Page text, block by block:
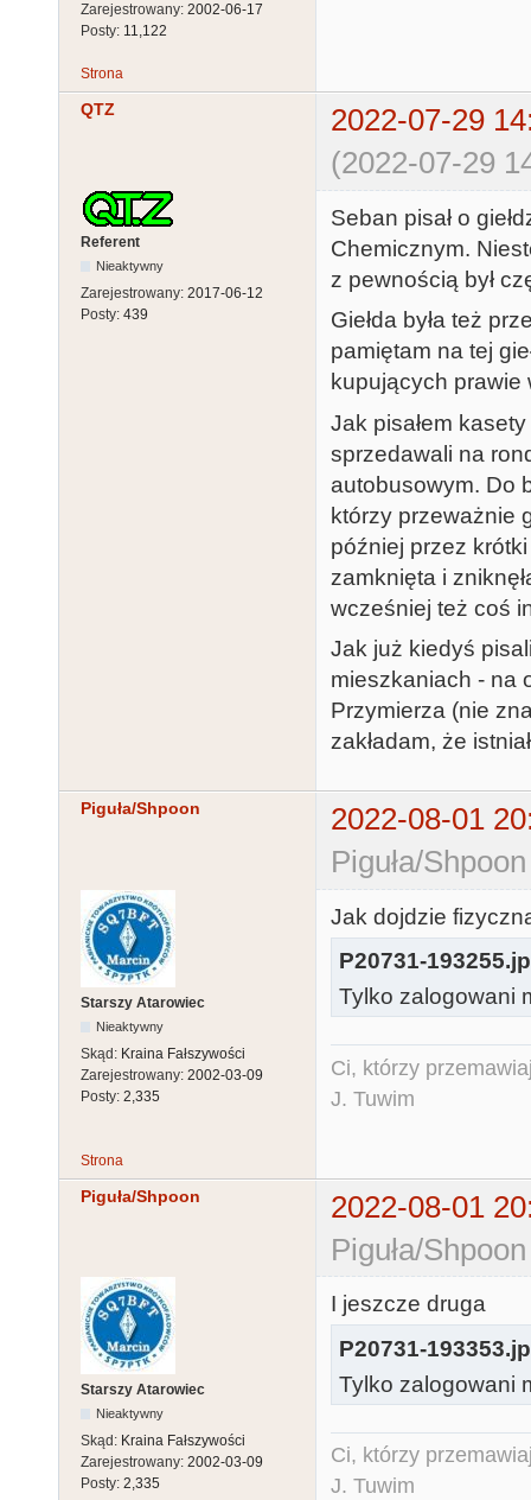
Zarejestrowany: 2002-06-17
Posty: 11,122
Strona
QTZ
2022-07-29
(2022-07-29
Referent
Nieaktywny
Zarejestrowany: 2017-06-12
Posty: 439
Seban pisał o
Chemicznym.
z pewnością był
Giełda była też
pamiętam na tej
kupujących prawie
Jak pisałem
sprzedawali na
autobusowym. Do
którzy przeważnie
później przez krótki
zamknięta i
wcześniej też coś
Jak już kiedyś
mieszkaniach - na
Przymierza (nie
zakładam, że
Piguła/Shpoon
2022-08-01
Piguła/
Starszy Atarowiec
Nieaktywny
Skąd: Kraina Fałszywości
Zarejestrowany: 2002-03-09
Posty: 2,335
Jak dojdzie
P20731-
Tylko zalogowani
Ci, którzy
J. Tuwim
Strona
Piguła/Shpoon
2022-08-01
Piguła/
Starszy Atarowiec
Nieaktywny
Skąd: Kraina Fałszywości
Zarejestrowany: 2002-03-09
Posty: 2,335
I jeszcze druga
P20731-
Tylko zalogowani
Ci, którzy
J. Tuwim